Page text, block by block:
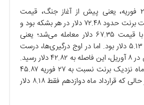
در پایان معاملات ۲۷ فوریه، یعنی پیش از آغاز جنگ، قیمت
قرارداد ماه نزدیک نفت برنت حدود ۷۲.۴۸ دلار در هر بشکه بود و
قرارداد ماه دوازدهم با قیمت ۶۷.۳۵ دلار معامله می‌شد؛ یعنی
فاصله این دو قرارداد ۵.۱۳ دلار بود. اما در اوج درگیری‌ها، درست
پیش از آغاز آتش‌بس در ۸ آوریل، این فاصله به ۴۲.۸۲ دلار رسید.
در آن مقطع، قرارداد ماه نزدیک برنت نسبت به ۲۷ فوریه ۴۵.۸۷
دلار رشد کرده بود، در حالی که قرارداد ماه دوازدهم فقط ۸.۱۸ دلار